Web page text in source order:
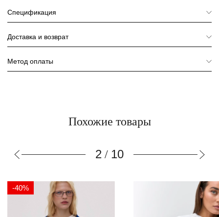
Спецификация
Доставка и возврат
Метод оплаты
Похожие товары
3 / 10